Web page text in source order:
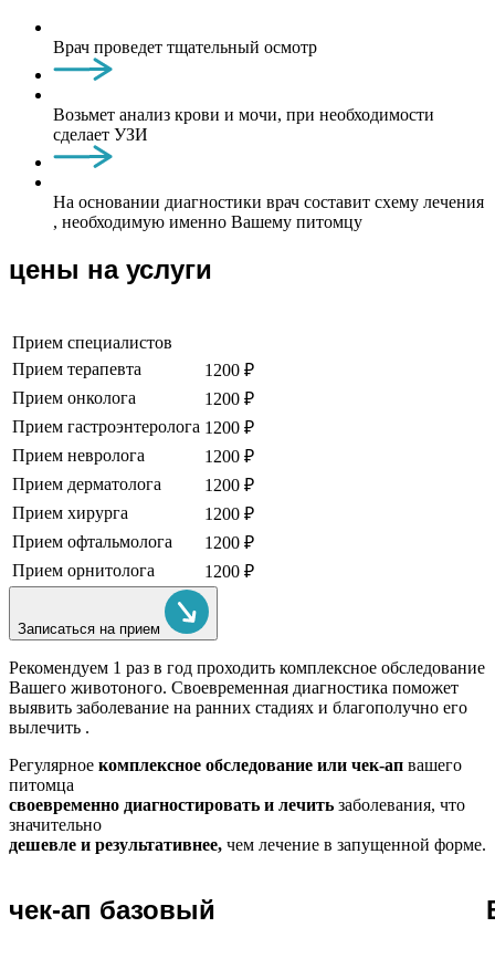
Врач проведет тщательный осмотр
Возьмет анализ крови и мочи, при необходимости
сделает УЗИ
На основании диагностики врач составит схему лечения
, необходимую именно Вашему питомцу
цены на услуги
Прием специалистов
Прием терапевта
1200 ₽
Прием онколога
1200 ₽
Прием гастроэнтеролога 1200 ₽
Прием невролога
1200 ₽
Прием дерматолога
1200 ₽
Прием хирурга
1200 ₽
Прием офтальмолога
1200 ₽
Прием орнитолога
1200 ₽
Записаться на прием
Рекомендуем 1 раз в год проходить комплексное обследование
Вашего животоного. Своевременная диагностика поможет
выявить заболевание на ранних стадиях и благополучно его
вылечить .
Регулярное комплексное обследование или чек-ап вашего
питомца
своевременно диагностировать и лечить заболевания, что
значительно
дешевле и результативнее, чем лечение в запущенной форме.
чек-ап базовый